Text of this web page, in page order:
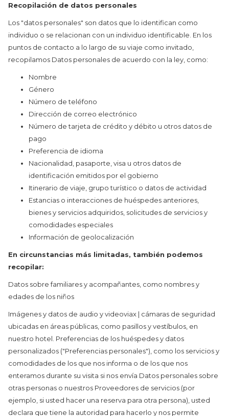
Recopilación de datos personales
Los "datos personales" son datos que lo identifican como
individuo o se relacionan con un individuo identificable. En los
puntos de contacto a lo largo de su viaje como invitado,
recopilamos Datos personales de acuerdo con la ley, como:
Nombre
Género
Número de teléfono
Dirección de correo electrónico
Número de tarjeta de crédito y débito u otros datos de
pago
Preferencia de idioma
Nacionalidad, pasaporte, visa u otros datos de
identificación emitidos por el gobierno
Itinerario de viaje, grupo turístico o datos de actividad
Estancias o interacciones de huéspedes anteriores,
bienes y servicios adquiridos, solicitudes de servicios y
comodidades especiales
Información de geolocalización
En circunstancias más limitadas, también podemos
recopilar:
Datos sobre familiares y acompañantes, como nombres y
edades de los niños
Imágenes y datos de audio y videoviax | cámaras de seguridad
ubicadas en áreas públicas, como pasillos y vestíbulos, en
nuestro hotel. Preferencias de los huéspedes y datos
personalizados ("Preferencias personales"), como los servicios y
comodidades de los que nos informa o de los que nos
enteramos durante su visita si nos envía Datos personales sobre
otras personas o nuestros Proveedores de servicios (por
ejemplo, si usted hacer una reserva para otra persona), usted
declara que tiene la autoridad para hacerlo y nos permite